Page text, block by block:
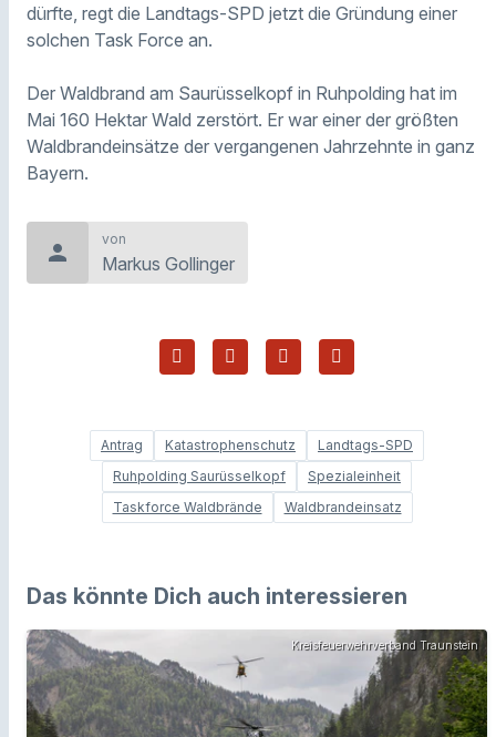
dürfte, regt die Landtags-SPD jetzt die Gründung einer
solchen Task Force an.
Der Waldbrand am Saurüsselkopf in Ruhpolding hat im
Mai 160 Hektar Wald zerstört. Er war einer der größten
Waldbrandeinsätze der vergangenen Jahrzehnte in ganz
Bayern.
person
von
Markus Gollinger
Antrag Katastrophenschutz
Landtags-SPD
Ruhpolding Saurüsselkopf
Spezialeinheit
Taskforce Waldbrände
Waldbrandeinsatz
Das könnte Dich auch interessieren
Kreisfeuerwehrverband Traunstein